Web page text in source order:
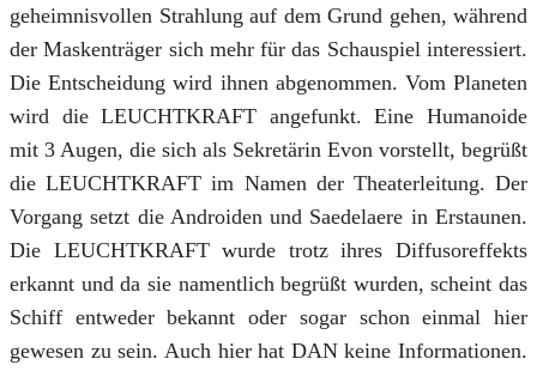
geheimnisvollen Strahlung auf dem Grund gehen, während
der Maskenträger sich mehr für das Schauspiel interessiert.
Die Entscheidung wird ihnen abgenommen. Vom Planeten
wird die LEUCHTKRAFT angefunkt. Eine Humanoide
mit 3 Augen, die sich als Sekretärin Evon vorstellt, begrüßt
die LEUCHTKRAFT im Namen der Theaterleitung. Der
Vorgang setzt die Androiden und Saedelaere in Erstaunen.
Die LEUCHTKRAFT wurde trotz ihres Diffusoreffekts
erkannt und da sie namentlich begrüßt wurden, scheint das
Schiff entweder bekannt oder sogar schon einmal hier
gewesen zu sein. Auch hier hat DAN keine Informationen.